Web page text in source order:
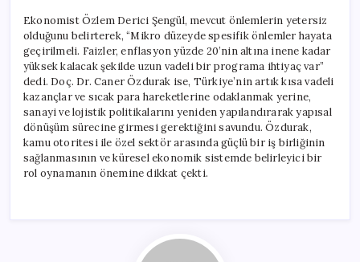
Ekonomist Özlem Derici Şengül, mevcut önlemlerin yetersiz
olduğunu belirterek, “Mikro düzeyde spesifik önlemler hayata
geçirilmeli. Faizler, enflasyon yüzde 20’nin altına inene kadar
yüksek kalacak şekilde uzun vadeli bir programa ihtiyaç var”
dedi. Doç. Dr. Caner Özdurak ise, Türkiye’nin artık kısa vadeli
kazançlar ve sıcak para hareketlerine odaklanmak yerine,
sanayi ve lojistik politikalarını yeniden yapılandırarak yapısal
dönüşüm sürecine girmesi gerektiğini savundu. Özdurak,
kamu otoritesi ile özel sektör arasında güçlü bir iş birliğinin
sağlanmasının ve küresel ekonomik sistemde belirleyici bir
rol oynamanın önemine dikkat çekti.